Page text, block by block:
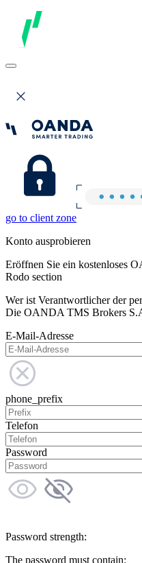
go to client zone
Konto ausprobieren
Eröffnen Sie ein kostenloses
Rodo section
Wer ist Verantwortlicher der
Die OANDA TMS Brokers
E-Mail-Adresse
phone_prefix
Telefon
Password
Password strength:
The password must contain: